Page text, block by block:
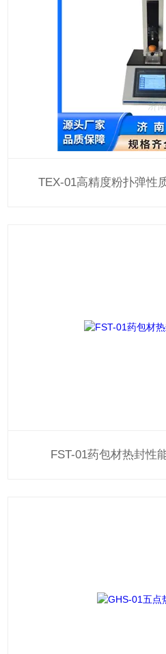
TEX-01高精度粉扑弹性
FST-01药包材热封性